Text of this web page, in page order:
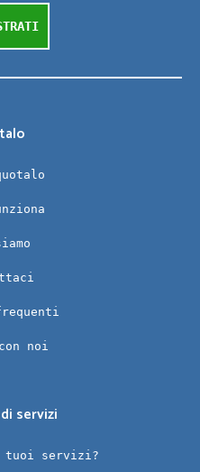
noi
servizi
servizi?